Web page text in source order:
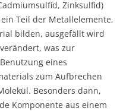
Zinksulfid)
Teil der Metallelemente,
bilden, ausgefällt wird
was zur
eines
zum Aufbrechen
Besonders dann,
Komponente aus einem